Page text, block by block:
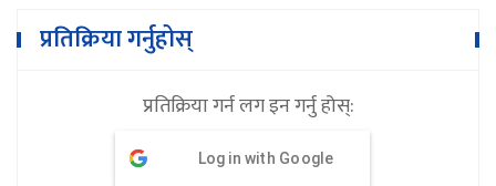
प्रतिक्रिया गर्नुहोस्
प्रतिक्रिया गर्न लग इन गर्नु होस्:
Log in with Google